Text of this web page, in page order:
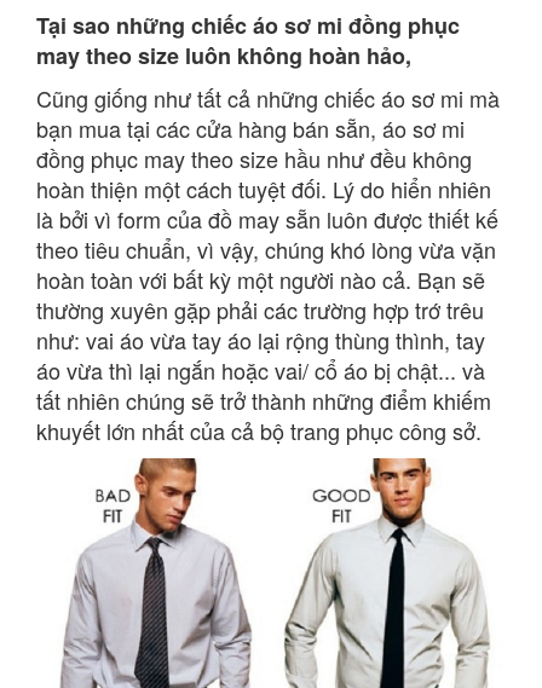
Tại sao những chiếc áo sơ mi đồng phục
may theo size luôn không hoàn hảo,
Cũng giống như tất cả những chiếc áo sơ mi mà
bạn mua tại các cửa hàng bán sẵn, áo sơ mi
đồng phục may theo size hầu như đều không
hoàn thiện một cách tuyệt đối. Lý do hiển nhiên
là bởi vì form của đồ may sẵn luôn được thiết kế
theo tiêu chuẩn, vì vậy, chúng khó lòng vừa vặn
hoàn toàn với bất kỳ một người nào cả. Bạn sẽ
thường xuyên gặp phải các trường hợp trớ trêu
như: vai áo vừa tay áo lại rộng thùng thình, tay
áo vừa thì lại ngắn hoặc vai/ cổ áo bị chật... và
tất nhiên chúng sẽ trở thành những điểm khiếm
khuyết lớn nhất của cả bộ trang phục công sở.